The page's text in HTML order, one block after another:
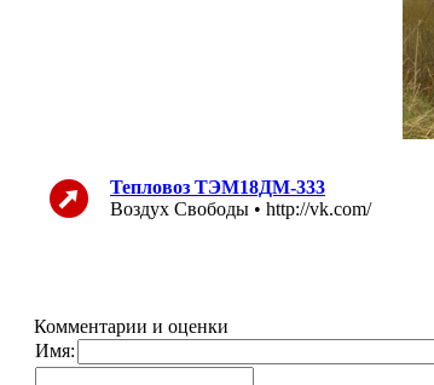
Тепловоз ТЭМ18ДМ-333
Воздух Свободы • http://vk.com/
Комментарии и оценки
Имя: